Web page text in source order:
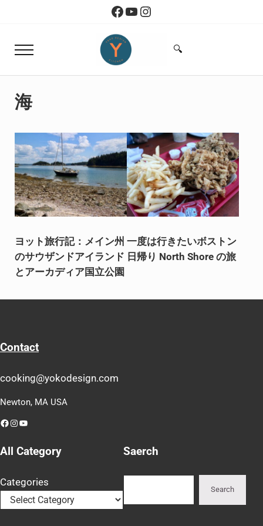
Skip to header right navigationFacebook
YouTube
Instagram
Menu
Yoko Design Kitchen
Search...
🔍
海
ヨット旅行記：メイン州
のサウザンドアイランド
とアーカディア国立公園
一度は行きたいボストン
日帰り North Shore の旅
Contact
cooking@yokodesign.com
Newton, MA USA
Facebook
Instagram
YouTube
All Category
Categories
Saerch
Search